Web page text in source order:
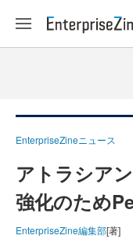
EnterpriseZineニュース
アトラシア
強化のため
EnterpriseZine編集部[著]